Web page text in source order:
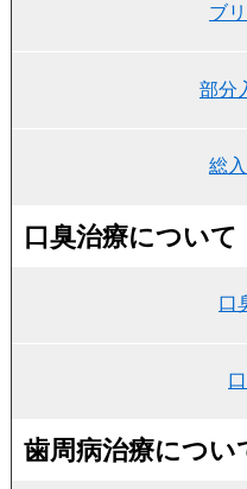
ブ
部分
総
口臭治療について
口
歯周病治療につい